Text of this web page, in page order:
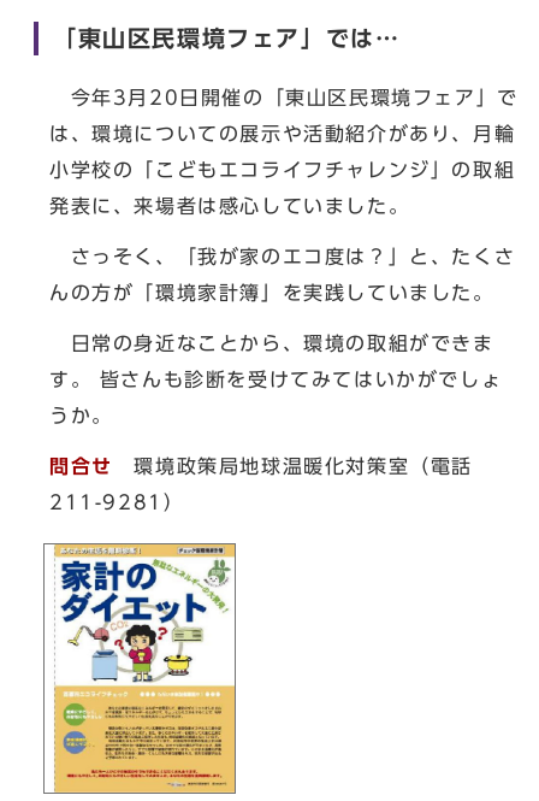
「東山区民環境フェア」では…
今年3月20日開催の「東山区民環境フェア」で
は、環境についての展示や活動紹介があり、月輪
小学校の「こどもエコライフチャレンジ」の取組
発表に、来場者は感心していました。
さっそく、「我が家のエコ度は？」と、たくさ
んの方が「環境家計簿」を実践していました。
日常の身近なことから、環境の取組ができま
す。 皆さんも診断を受けてみてはいかがでしょ
うか。
問合せ
環境政策局地球温暖化対策室（電話
211-9281）